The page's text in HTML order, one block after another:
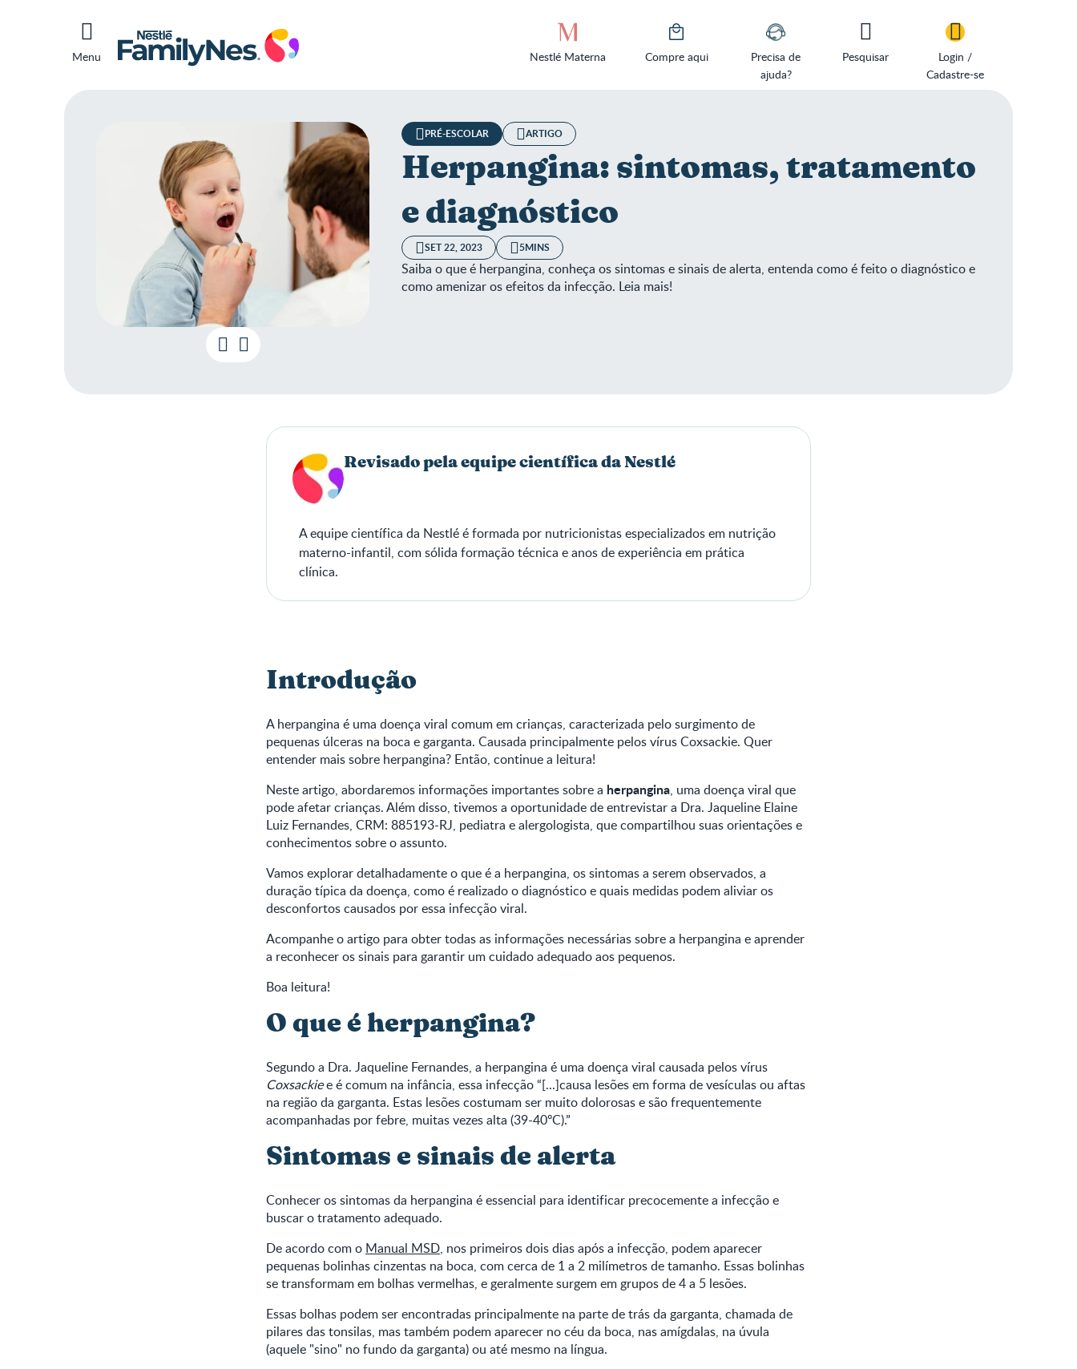
Menu Nestlé Materna Compre aqui
Precisa de
ajuda?
Pesquisar
Login /
Cadastre-se
PRÉ-ESCOLAR ARTIGO
Herpangina: sintomas, tratamento
e diagnóstico
SET 22, 2023 5MINS
Saiba o que é herpangina, conheça os sintomas e sinais de alerta, entenda como é feito o diagnóstico e
como amenizar os efeitos da infecção. Leia mais!
Revisado pela equipe científica da Nestlé
A equipe científica da Nestlé é formada por nutricionistas especializados em nutrição
materno-infantil, com sólida formação técnica e anos de experiência em prática
clínica.
Introdução
A herpangina é uma doença viral comum em crianças, caracterizada pelo surgimento de
pequenas úlceras na boca e garganta. Causada principalmente pelos vírus Coxsackie. Quer
entender mais sobre herpangina? Então, continue a leitura!
Neste artigo, abordaremos informações importantes sobre a herpangina, uma doença viral que
pode afetar crianças. Além disso, tivemos a oportunidade de entrevistar a Dra. Jaqueline Elaine
Luiz Fernandes, CRM: 885193-RJ, pediatra e alergologista, que compartilhou suas orientações e
conhecimentos sobre o assunto.
Vamos explorar detalhadamente o que é a herpangina, os sintomas a serem observados, a
duração típica da doença, como é realizado o diagnóstico e quais medidas podem aliviar os
desconfortos causados por essa infecção viral.
Acompanhe o artigo para obter todas as informações necessárias sobre a herpangina e aprender
a reconhecer os sinais para garantir um cuidado adequado aos pequenos.
Boa leitura!
O que é herpangina?
Segundo a Dra. Jaqueline Fernandes, a herpangina é uma doença viral causada pelos vírus
Coxsackiee é comum na infância, essa infecção “[...]causa lesões em forma de vesículas ou aftas
na região da garganta. Estas lesões costumam ser muito dolorosas e são frequentemente
acompanhadas por febre, muitas vezes alta (39-40ºC).”
Sintomas e sinais de alerta
Conhecer os sintomas da herpangina é essencial para identificar precocemente a infecção e
buscar o tratamento adequado.
De acordo com o Manual MSD, nos primeiros dois dias após a infecção, podem aparecer
pequenas bolinhas cinzentas na boca, com cerca de 1 a 2 milímetros de tamanho. Essas bolinhas
se transformam em bolhas vermelhas, e geralmente surgem em grupos de 4 a 5 lesões.
Essas bolhas podem ser encontradas principalmente na parte de trás da garganta, chamada de
pilares das tonsilas, mas também podem aparecer no céu da boca, nas amígdalas, na úvula
(aquele "sino" no fundo da garganta) ou até mesmo na língua.